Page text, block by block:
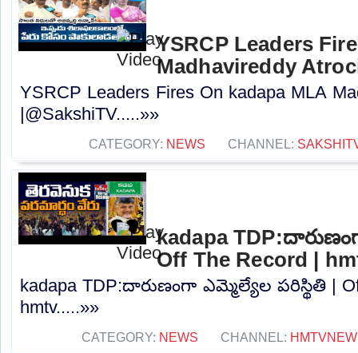
YSRCP Leaders
Madhavireddy
YSRCP Leaders Fires On kadapa MLA
|@SakshiTV.....»»
CATEGORY: NEWS CHANNEL:
kadapa
Off The Record |
kadapa TDP:దారుణంగా ఎమ్మెల్యేల పరిస్థితి |
hmtv.....»»
CATEGORY: NEWS CHANNEL: